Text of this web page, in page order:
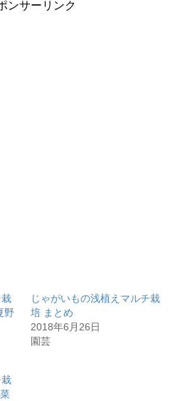
ンサーリンク
野
じゃがいもの浅植えマルチ栽
培 まとめ
2018年6月26日
園芸